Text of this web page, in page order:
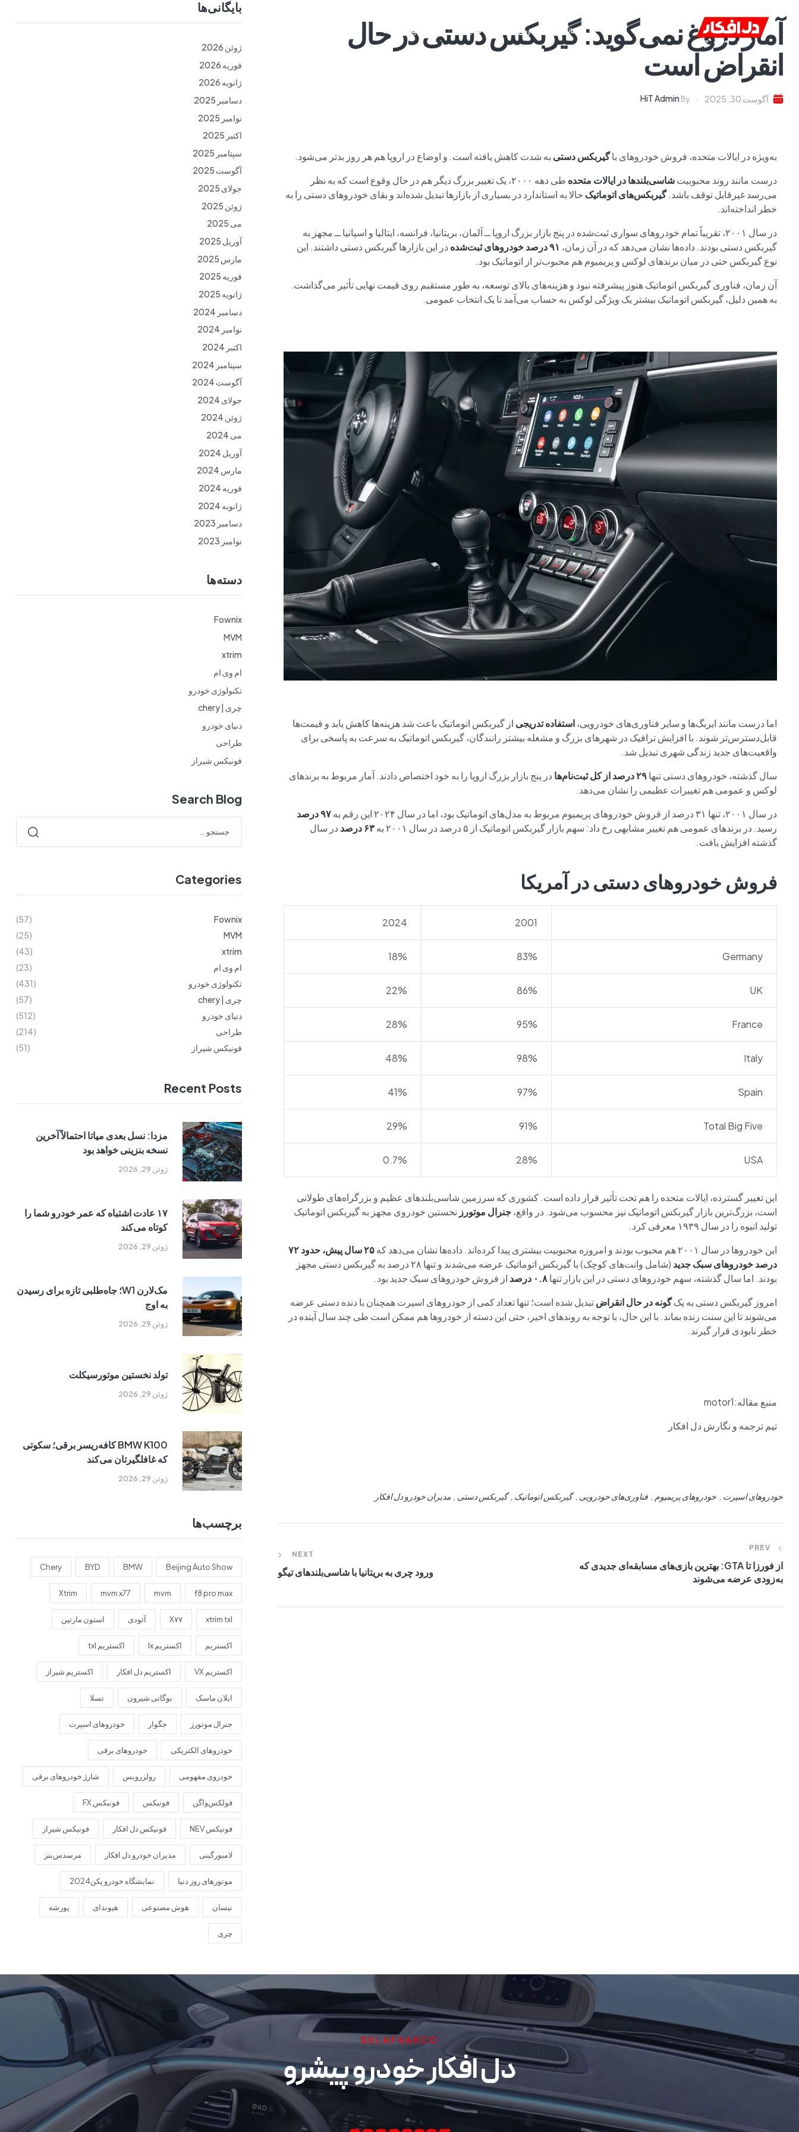
خانه ام وی ام فونیکس فونیکس NEV
آمار دروغ نمی‌گوید: گیربکس دستی در حال
انقراض است
آگوست 30, 2025 By
HiT Admin
به‌ویژه در ایالات متحده، فروش خودروهای باگیربکس دستی به شدت کاهش یافته است. و اوضاع در اروپا هم هر روز بدتر می‌شود.
درست مانند روند محبوبیتشاسی‌بلندها در ایالات متحده
طی دهه‌ ۲۰۰۰، یک تغییر بزرگ دیگر هم در حال وقوع است که به نظر
می‌رسد غیرقابل توقف باشد.گیربکس‌های اتوماتیک حالا به استاندارد در بسیاری از بازارها تبدیل شده‌اند و بقای خودروهای دستی را به
خطر انداخته‌اند.
در سال ۲۰۰۱، تقریباً تمام خودروهای سواری ثبت‌شده در پنج بازار بزرگ اروپا ــ آلمان، بریتانیا، فرانسه، ایتالیا و اسپانیا ــ مجهز به
گیربکس دستی بودند. داده‌ها نشان می‌دهد که در آن زمان، ۹۱ درصد خودروهای ثبت‌شده
در این بازارها گیربکس دستی داشتند. این
نوع گیربکس حتی در میان برندهای لوکس و پریمیوم هم محبوب‌تر از اتوماتیک بود.
آن زمان، فناوری گیربکس اتوماتیک هنوز پیشرفته نبود و هزینه‌های بالای توسعه، به طور مستقیم روی قیمت نهایی تأثیر می‌گذاشت.
به همین دلیل، گیربکس اتوماتیک بیشتر یک ویژگی لوکس به حساب می‌آمد تا یک انتخاب عمومی.
اما درست مانند ایربگ‌ها و سایر فناوری‌های خودرویی،استفاده تدریجی از گیربکس اتوماتیک باعث شد هزینه‌ها کاهش یابد و قیمت‌ها
قابل‌دسترس‌تر شوند. با افزایش ترافیک در شهرهای بزرگ و مشغله بیشتر رانندگان، گیربکس اتوماتیک به سرعت به پاسخی برای
واقعیت‌های جدید زندگی شهری تبدیل شد.
سال گذشته، خودروهای دستی تنها۲۹ درصد از کل ثبت‌نام‌ها
در پنج بازار بزرگ اروپا را به خود اختصاص دادند. آمار مربوط به برندهای
لوکس و عمومی هم تغییرات عظیمی را نشان می‌دهد.
در سال ۲۰۰۱، تنها ۳۱ درصد از فروش خودروهای پریمیوم مربوط به مدل‌های اتوماتیک بود، اما در سال ۲۰۲۴ این رقم به
۹۷ درصد
رسید. در برندهای عمومی هم تغییر مشابهی رخ داد: سهم بازار گیربکس اتوماتیک از ۵ درصد در سال ۲۰۰۱ به
۶۳ درصد
در سال
گذشته افزایش یافت.
فروش خودروهای دستی در آمریکا
2001
2024
Germany
83%
18%
UK
86%
22%
France
95%
28%
Italy
98%
48%
Spain
97%
41%
Total Big Five
91%
29%
USA
28%
0.7%
این تغییر گسترده، ایالات متحده را هم تحت تأثیر قرار داده است. کشوری که سرزمین شاسی‌بلندهای عظیم و بزرگراه‌های طولانی
است، بزرگ‌ترین بازار گیربکس اتوماتیک نیز محسوب می‌شود. در واقع،جنرال موتورز نخستین خودروی مجهز به گیربکس اتوماتیک
تولید انبوه را در سال ۱۹۳۹ معرفی کرد.
این خودروها در سال ۲۰۰۱ هم محبوب بودند و امروزه محبوبیت بیشتری پیدا کرده‌اند. داده‌ها نشان می‌دهد که
۲۵ سال پیش، حدود ۷۲
درصد خودروهای سبک جدید
(شامل وانت‌های کوچک) با گیربکس اتوماتیک عرضه می‌شدند و تنها ۲۸ درصد به گیربکس دستی مجهز
بودند. اما سال گذشته، سهم خودروهای دستی در این بازار تنها۰.۸ درصد
از فروش خودروهای سبک جدید بود.
امروز گیربکس دستی به یکگونه در حال انقراضتبدیل شده است؛ تنها تعداد کمی از خودروهای اسپرت همچنان با دنده دستی عرضه
می‌شوند تا این سنت زنده بماند. با این حال، با توجه به روندهای اخیر، حتی این دسته از خودروها هم ممکن است طی چند سال آینده در
خطر نابودی قرار گیرند.
منبع مقاله:motor1
تیم ترجمه و نگارش دل افکار
خودروهای اسپرت خودروهای پریمیوم فناوری‌های خودرویی گیربکس اتوماتیک گیربکس دستی مدیران خودرو دل افکار
PREV
از فورزا تا GTA: بهترین بازی‌های مسابقه‌ای جدیدی که
به‌زودی عرضه می‌شوند
NEXT
ورود چری به بریتانیا با شاسی‌بلندهای تیگو
بایگانی‌ها
ژوئن 2026
فوریه 2026
ژانویه 2026
دسامبر 2025
نوامبر 2025
اکتبر 2025
سپتامبر 2025
آگوست 2025
جولای 2025
ژوئن 2025
می 2025
آوریل 2025
مارس 2025
فوریه 2025
ژانویه 2025
دسامبر 2024
نوامبر 2024
اکتبر 2024
سپتامبر 2024
آگوست 2024
جولای 2024
ژوئن 2024
می 2024
آوریل 2024
مارس 2024
فوریه 2024
ژانویه 2024
دسامبر 2023
نوامبر 2023
دسته‌ها
Fownix
MVM
xtrim
ام وی ام
تکنولوژی خودرو
چری | chery
دنیای خودرو
طراحی
فونیکس شیراز
Search Blog
Categories
Fownix
(57)
MVM
(25)
xtrim
(43)
ام وی ام
(23)
تکنولوژی خودرو
(431)
چری | chery
(57)
دنیای خودرو
(512)
طراحی
(214)
فونیکس شیراز
(51)
Recent Posts
ژوئن 29, 2026
مزدا: نسل بعدی میاتا احتمالاً آخرین
نسخه بنزینی خواهد بود
ژوئن 29, 2026
۱۷ عادت اشتباه که عمر خودرو شما را
کوتاه می‌کند
ژوئن 29, 2026
مک‌لارن W1؛ جاه‌طلبی تازه برای رسیدن
به اوج
ژوئن 29, 2026
تولد نخستین موتورسیکلت
ژوئن 29, 2026
BMW K100 کافه‌ریسر برقی؛ سکوتی
که غافلگیرتان می‌کند
برچسب‌ها
Beijing Auto Show
BMW
BYD
Chery
f8 pro max
mvm
mvm x77
Xtrim
xtrim txl X۷۷ آئودی استون مارتین
اکستریم اکستریم lx اکستریم txl
اکستریم VX اکستریم دل افکار اکستریم شیراز
ایلان ماسک بوگاتی شیرون تسلا
جنرال موتورز جگوار خودروهای اسپرت
خودروهای الکتریکی خودروهای برقی
خودروی مفهومی رولزرویس شارژ خودروهای برقی
فولکس‌واگن فونیکس فونیکس FX
فونیکس NEV فونیکس دل افکار فونیکس شیراز
لامبورگینی مدیران خودرو دل افکار مرسدس‌بنز
موتورهای روز دنیا نمایشگاه خودرو پکن2024
نیسان هوش مصنوعی هیوندای پورشه
چری
DELAFKARCO
دل افکار خودرو پیشرو